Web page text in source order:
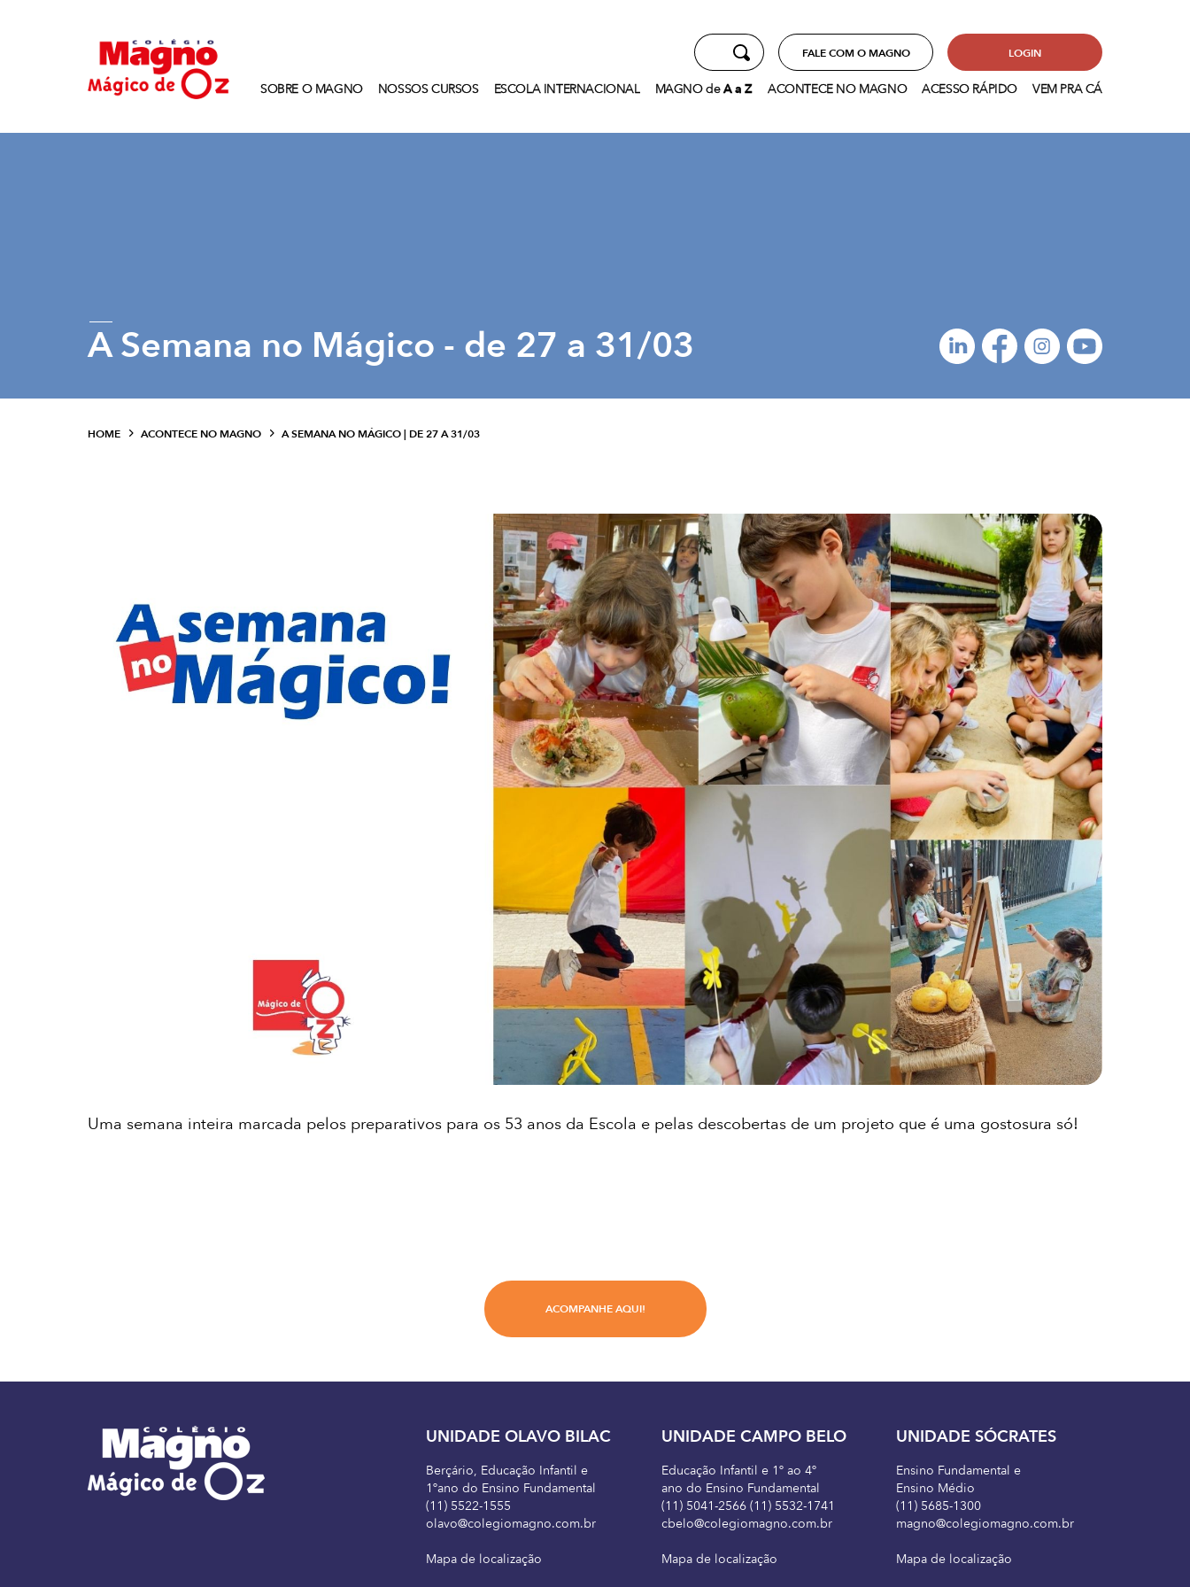
FALE COM O MAGNO LOGIN
SOBRE O MAGNO NOSSOS CURSOS ESCOLA INTERNACIONAL MAGNOdeAa Z ACONTECE NO MAGNO ACESSO RÁPIDO VEM PRA CÁ
A Semana no Mágico - de 27 a 31/03
HOME ACONTECE NO MAGNO A SEMANA NO MÁGICO | DE 27 A 31/03
Uma semana inteira marcada pelos preparativos para os 53 anos da Escola e pelas descobertas de um projeto que é uma gostosura só!
ACOMPANHE AQUI!
UNIDADE OLAVO BILAC
Berçário, Educação Infantil e
1ºano do Ensino Fundamental
(11) 5522-1555
olavo@colegiomagno.com.br
Mapa de localização
UNIDADE CAMPO BELO
Educação Infantil e 1º ao 4º
ano do Ensino Fundamental
(11) 5041-2566 (11) 5532-1741
cbelo@colegiomagno.com.br
Mapa de localização
UNIDADE SÓCRATES
Ensino Fundamental e
Ensino Médio
(11) 5685-1300
magno@colegiomagno.com.br
Mapa de localização